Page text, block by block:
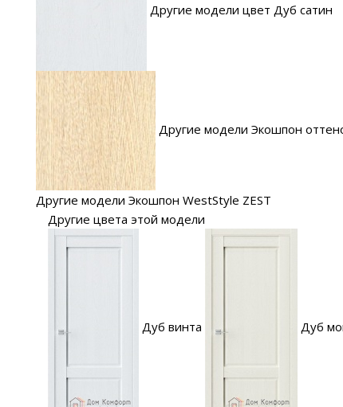
Другие модели цвет Дуб сатин
Другие модели Экошпон
Другие модели Экошпон WestStyle ZEST
Другие цвета этой модели
Дуб винта Дуб